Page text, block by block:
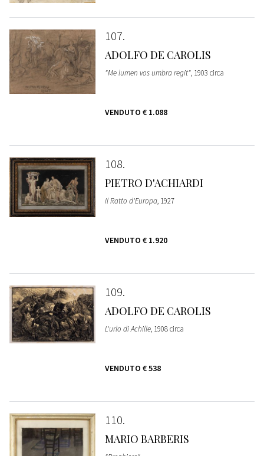
107
ADOLFO DE CAROLIS
"Me lumen vos umbra regit", 1903 circa
VENDUTO € 1.088
108
PIETRO D'ACHIARDI
Il Ratto d'Europa, 1927
VENDUTO € 1.920
109
ADOLFO DE CAROLIS
L'urlo di Achille, 1908 circa
VENDUTO € 538
110
MARIO BARBERIS